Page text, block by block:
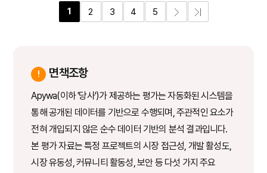
1 2 3 4 5
면책조항
Apywa(이하 '당사')가 제공하는 평가는 자동화된 시스템을
통해 공개된 데이터를 기반으로 수행되며, 주관적인 요소가
전혀 개입되지 않은 순수 데이터 기반의 분석 결과입니다.
본 평가 자료는 특정 프로젝트의 시장 접근성, 개발 활성도,
시장 유동성, 커뮤니티 활동성, 보안 등 다섯 가지 주요